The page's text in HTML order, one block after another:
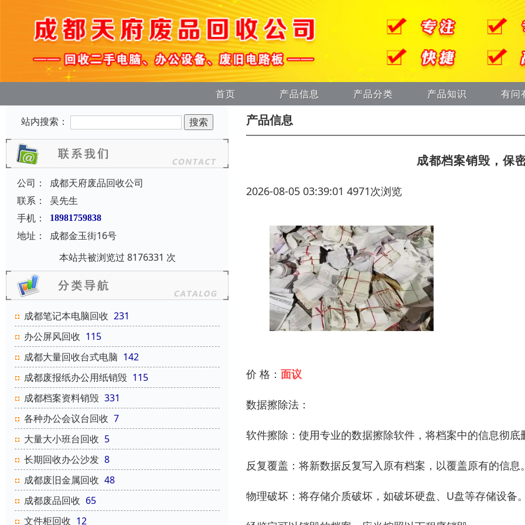
首页 产品信息 产品分类 产品知识 有问
站内搜索：
公司：
成都天府废品回收公司
联系：
吴先生
手机：
18981759838
地址：
成都金玉街16号
本站共被浏览过 8176331 次
成都笔记本电脑回收 231
办公屏风回收 115
成都大量回收台式电脑 142
成都废报纸办公用纸销毁 115
成都档案资料销毁 331
各种办公会议台回收 7
大量大小班台回收 5
长期回收办公沙发 8
成都废旧金属回收 48
成都废品回收 65
文件柜回收 12
产品信息
成都档案销毁，保
2026-08-05 03:39:01 4971次浏览
价 格： 面议
数据擦除法：
软件擦除：使用专业的数据擦除软件，将档案中的信息彻底
反复覆盖：将新数据反复写入原有档案，以覆盖原有的信息。
物理破坏：将存储介质破坏，如破坏硬盘、U盘等存储设备。